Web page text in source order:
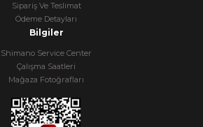
Sipariş Ve Teslimat
Ödeme Detayları
Bilgiler
Shimano Service Center
Çalışma Saatleri
Mağaza Fotoğrafları